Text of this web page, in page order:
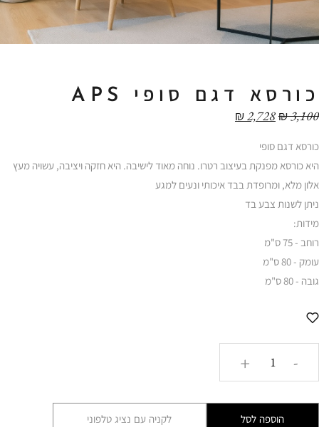
כורסא דגם סופי APS
₪3,100
₪2,728
כורסא דגם סופי
היא כורסא מפנקת בעיצוב רטרו. נוחה מאוד לישיבה. היא חזקה ויציבה, עשויה מעץ
אלון מלא, ומרופדת בבד איכותי ונעים למגע
ניתן לשנות צבע בד
מידות:
רוחב - 75 ס"מ
עומק - 80 ס"מ
גובה - 80 ס"מ
-
+
הוספה לסל לקניה עם נציג טלפוני